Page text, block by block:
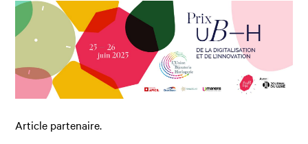
Article partenaire.